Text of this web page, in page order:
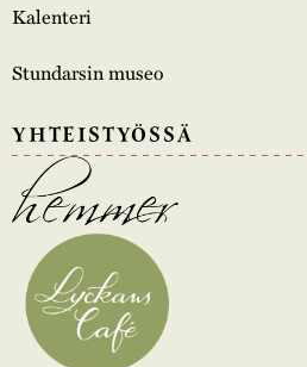
Kalenteri
Stundarsin museo
YHTEISTYÖSSÄ